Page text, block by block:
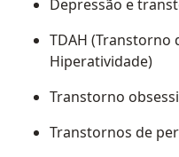
Depressão e
TDAH (Transtorno
Hiperatividade)
Transtorno
Transtornos de